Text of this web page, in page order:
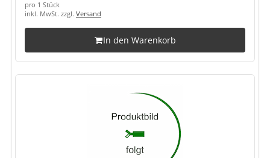
pro 1 Stück
inkl. MwSt. zzgl. Versand
In den Warenkorb